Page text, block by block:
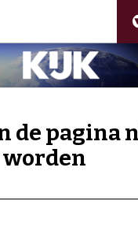
de pagina
worden